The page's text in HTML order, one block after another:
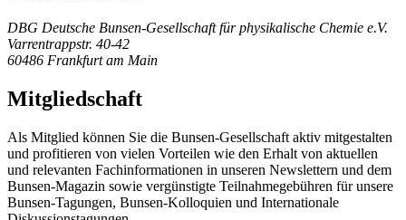
DBG Deutsche Bunsen-Gesellschaft für physikalische Chemie e.V.
Varrentrappstr. 40-42
60486 Frankfurt am Main
Mitgliedschaft
Als Mitglied können Sie die Bunsen-Gesellschaft aktiv mitgestalten
und profitieren von vielen Vorteilen wie den Erhalt von aktuellen
und relevanten Fachinformationen in unseren Newslettern und dem
Bunsen-Magazin sowie vergünstigte Teilnahmegebühren für unsere
Bunsen-Tagungen, Bunsen-Kolloquien und Internationale